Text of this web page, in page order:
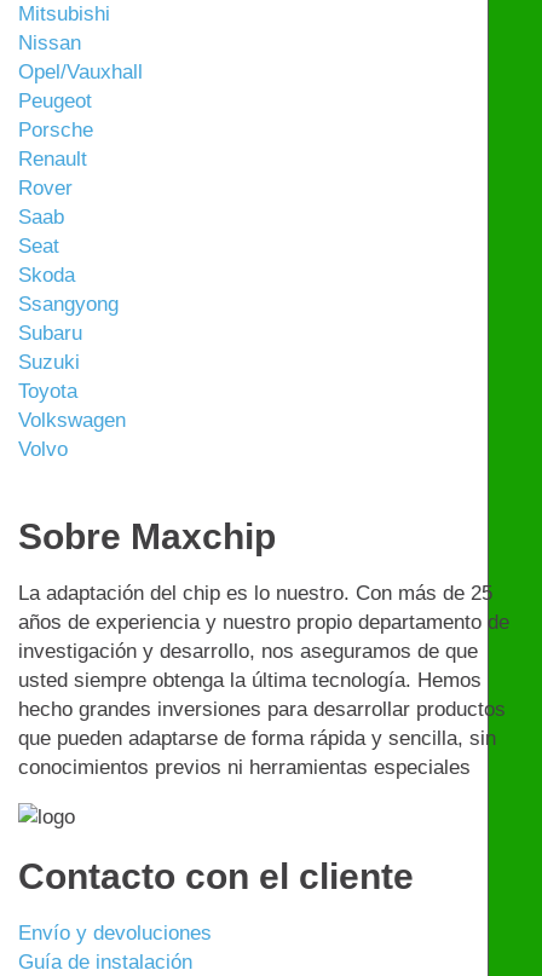
Mitsubishi
Nissan
Opel/Vauxhall
Peugeot
Porsche
Renault
Rover
Saab
Seat
Skoda
Ssangyong
Subaru
Suzuki
Toyota
Volkswagen
Volvo
Sobre Maxchip
La adaptación del chip es lo nuestro. Con más de 25
años de experiencia y nuestro propio departamento de
investigación y desarrollo, nos aseguramos de que
usted siempre obtenga la última tecnología. Hemos
hecho grandes inversiones para desarrollar productos
que pueden adaptarse de forma rápida y sencilla, sin
conocimientos previos ni herramientas especiales
Contacto con el cliente
Envío y devoluciones
Guía de instalación